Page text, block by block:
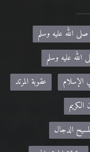
الله عليه وسلم
الله عليه وسلم
الإسلام
عقوبة المرتد
الدجال